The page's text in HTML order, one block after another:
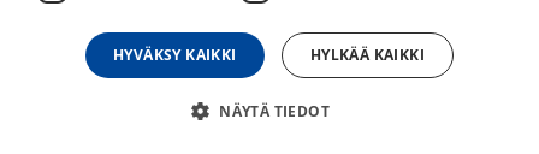
Lisää ostoskoriin Osta nyt
HYVÄKSY KAIKKI HYLKÄÄ KAIKKI
NÄYTÄ TIEDOT